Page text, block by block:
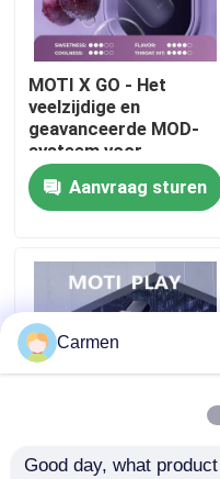
Over ons
Fabrieksreis
Kwaliteitscontrole
Contacteer ons
Vraag een offerte aan
ELFBAR Vape
MOTI X GO - Het
veelzijdige en
geavanceerde MOD-
systeem voor
aanpasbare
vapingplezier
Aanvraag sturen
MOTI PLAY Electronic
Carmen
Good day, what